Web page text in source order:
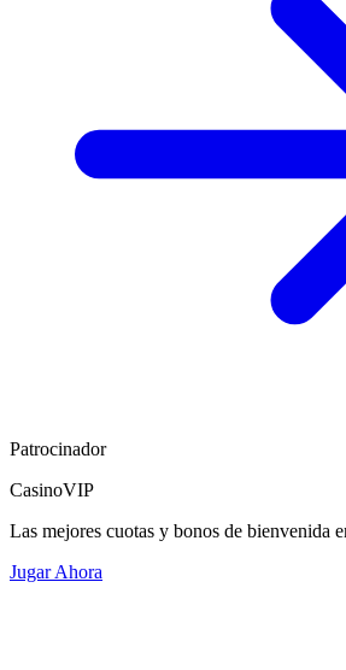
Patrocinador
CasinoVIP
Las mejores cuotas y bonos de bienvenida
Jugar Ahora